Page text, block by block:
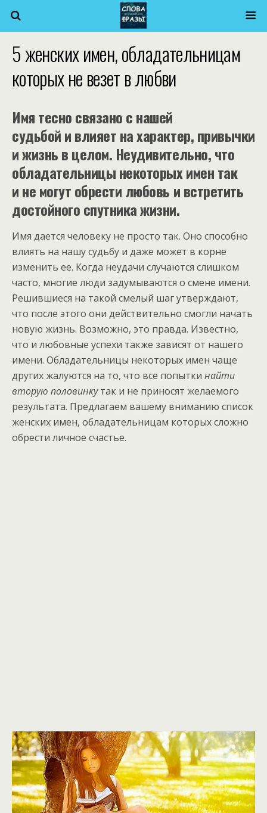
5 женских имен, обладательницам
которых не везет в любви
Имя тесно связано с нашей
судьбой и влияет на характер, привычки
и жизнь в целом. Неудивительно, что
обладательницы некоторых имен так
и не могут обрести любовь и встретить
достойного спутника жизни.
Имя дается человеку не просто так. Оно способно
влиять на нашу судьбу и даже может в корне
изменить ее. Когда неудачи случаются слишком
часто, многие люди задумываются о смене имени.
Решившиеся на такой смелый шаг утверждают,
что после этого они действительно смогли начать
новую жизнь. Возможно, это правда. Известно,
что и любовные успехи также зависят от нашего
имени. Обладательницы некоторых имен чаще
других жалуются на то, что все попытки найти
вторую половинкутак и не приносят желаемого
результата. Предлагаем вашему вниманию список
женских имен, обладательницам которых сложно
обрести личное счастье.